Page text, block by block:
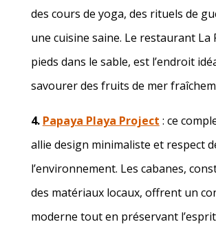
des cours de yoga, des rituels de
une cuisine saine. Le restaurant La
pieds dans le sable, est l’endroit
savourer des fruits de mer
4. Papaya Playa Project : ce
allie design minimaliste et respect
l’environnement. Les cabanes,
des matériaux locaux, offrent un
moderne tout en préservant